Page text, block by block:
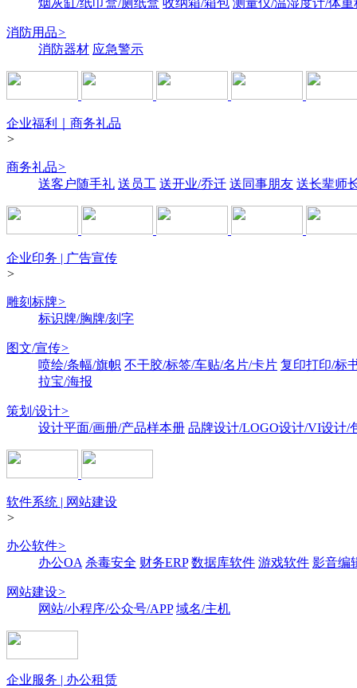
烟灰缸/纸巾盒/厕纸盒 收纳箱/箱包 测量仪/温湿度计/体重
消防用品>
消防器材 应急警示
企业福利｜商务礼品
>
商务礼品>
送客户随手礼 送员工 送开业/乔迁 送同事朋友 送长辈师
企业印务 | 广告宣传
>
雕刻标牌>
标识牌/胸牌/刻字
图文/宣传>
喷绘/条幅/旗帜 不干胶/标签/车贴/名片/卡片 复印打印/标
拉宝/海报
策划/设计>
设计平面/画册/产品样本册 品牌设计/LOGO设计/VI设计/
软件系统 | 网站建设
>
办公软件>
办公OA 杀毒安全 财务ERP 数据库软件 游戏软件 影音编
网站建设>
网站/小程序/公众号/APP 域名/主机
企业服务 | 办公租赁